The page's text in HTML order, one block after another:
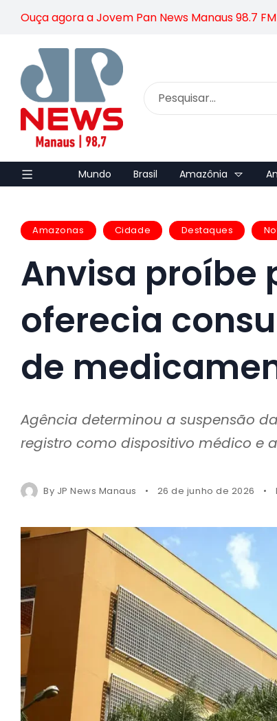
Ouça agora a Jovem Pan News Manaus 98.7 FM
Mundo Brasil Amazônia
Amazonas Cidade Destaques
Anvisa proíbe
oferecia
de
Agência determinou a suspensão
registro como dispositivo médico e
By JP News Manaus 26 de junho de 2026